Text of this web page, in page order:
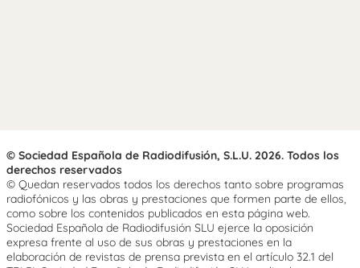
© Sociedad Española de Radiodifusión, S.L.U. 2026. Todos los
derechos reservados
© Quedan reservados todos los derechos tanto sobre programas
radiofónicos y las obras y prestaciones que formen parte de ellos,
como sobre los contenidos publicados en esta página web.
Sociedad Española de Radiodifusión SLU ejerce la oposición
expresa frente al uso de sus obras y prestaciones en la
elaboración de revistas de prensa prevista en el artículo 32.1 del